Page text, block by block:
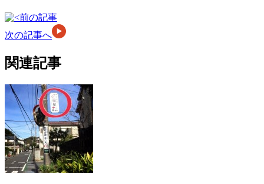
前の記事
次の記事へ
関連記事